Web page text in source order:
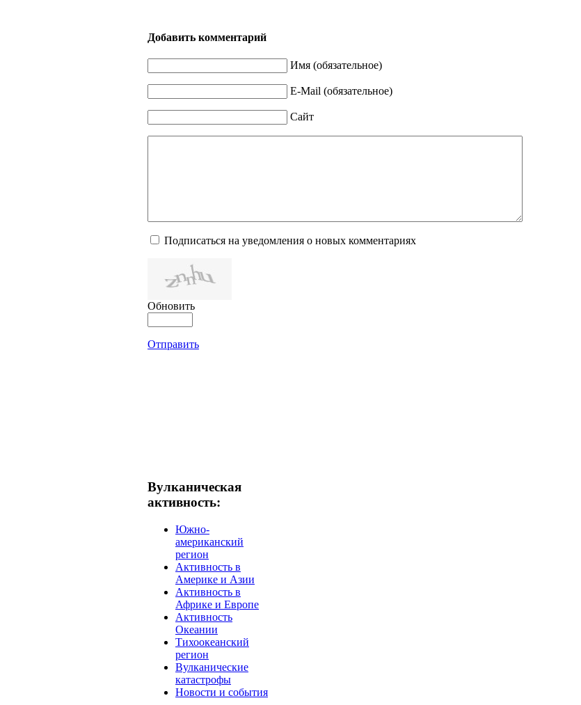
Добавить комментарий
Имя (обязательное)
E-Mail (обязательное)
Сайт
Подписаться на уведомления о новых комментариях
Обновить
Отправить
Вулканическая
активность:
Южно-
американский
регион
Активность в
Америке и Азии
Активность в
Африке и Европе
Активность
Океании
Тихоокеанский
регион
Вулканические
катастрофы
Новости и события